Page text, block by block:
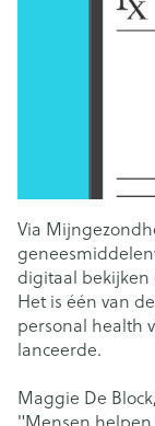
Via
digitaal bekijken
Het is één van
personal health
lanceerde.
Maggie De